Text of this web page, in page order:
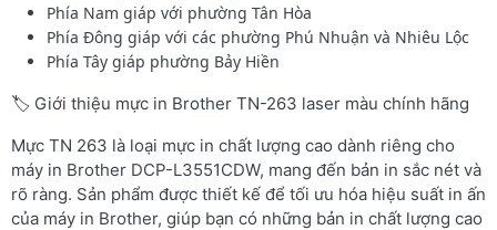
Phía Nam giáp với phường Tân Hòa
Phía Đông giáp với các phường Phú Nhuận và Nhiêu Lộc
Phía Tây giáp phường Bảy Hiền
🏷️ Giới thiệu mực in Brother TN-263 laser màu chính hãng
Mực TN 263 là loại mực in chất lượng cao dành riêng cho
máy in Brother DCP-L3551CDW, mang đến bản in sắc nét và
rõ ràng. Sản phẩm được thiết kế để tối ưu hóa hiệu suất in ấn
của máy in Brother, giúp bạn có những bản in chất lượng cao